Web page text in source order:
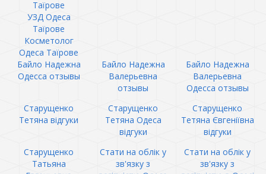
Таїрове
УЗД Одеса
Таїрове
Косметолог
Одеса Таїрове
Байло Надежна
Одесса отзывы
Байло Надежна
Валерьевна
отзывы
Байло Надежна
Валерьевна
Одесса отзывы
Старущенко
Тетяна відгуки
Старущенко
Тетяна Одеса
відгуки
Старущенко
Тетяна Євгеніївна
відгуки
Старущенко
Татьяна
Стати на облік у
зв'язку з
Стати на облік у
зв'язку з